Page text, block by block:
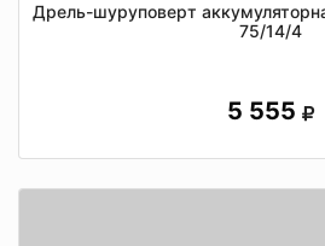
Дрель-шуруповерт
75/14/4
5 555